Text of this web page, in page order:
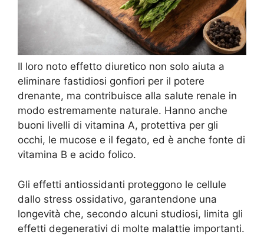
Il loro noto effetto diuretico non solo aiuta a
eliminare fastidiosi gonfiori per il potere
drenante, ma contribuisce alla salute renale in
modo estremamente naturale. Hanno anche
buoni livelli di vitamina A, protettiva per gli
occhi, le mucose e il fegato, ed è anche fonte di
vitamina B e acido folico.
Gli effetti antiossidanti proteggono le cellule
dallo stress ossidativo, garantendone una
longevità che, secondo alcuni studiosi, limita gli
effetti degenerativi di molte malattie importanti.